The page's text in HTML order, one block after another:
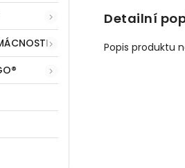
Detailní
Popis produktu